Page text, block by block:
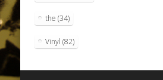
the (34)
Vinyl (82)